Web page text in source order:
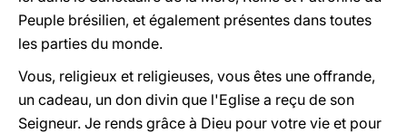
Peuple brésilien, et également présentes dans toutes
les parties du monde.
Vous, religieux et religieuses, vous êtes une offrande,
un cadeau, un don divin que l'Eglise a reçu de son
Seigneur. Je rends grâce à Dieu pour votre vie et pour